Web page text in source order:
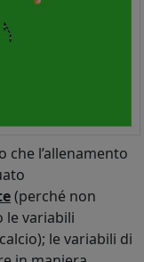
l’allenamento
(perché non
le variabili
le variabili di